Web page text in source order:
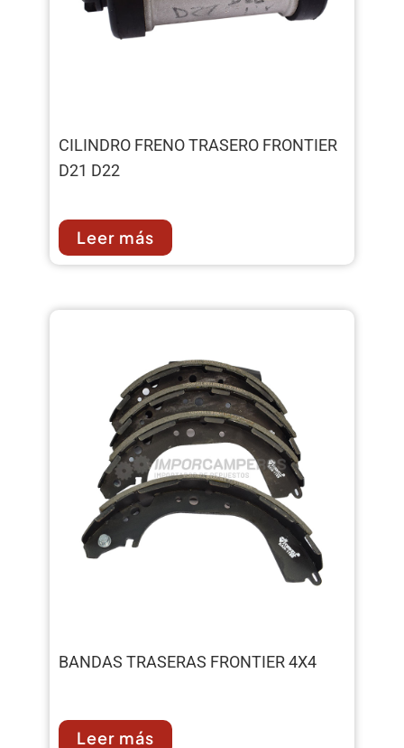
CILINDRO FRENO TRASERO FRONTIER
D21 D22
Leer más
BANDAS TRASERAS FRONTIER 4X4
Leer más